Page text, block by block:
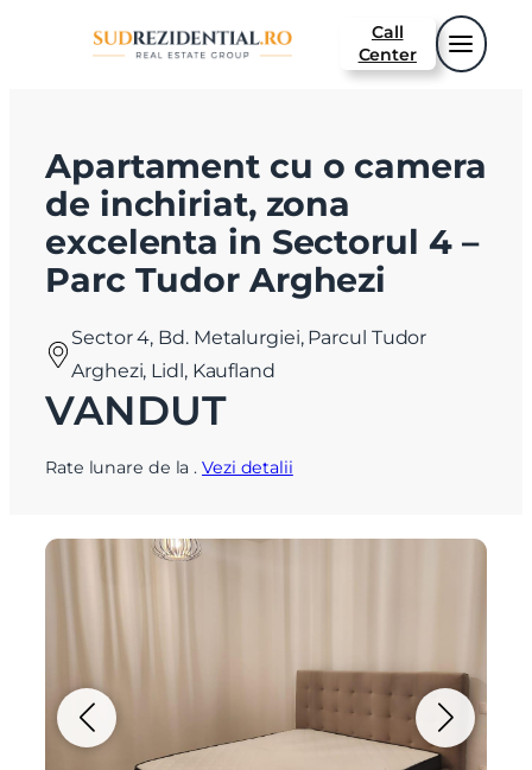
Call
Center
Apartament cu o camera
de inchiriat, zona
excelenta in Sectorul 4 –
Parc Tudor Arghezi
Sector 4, Bd. Metalurgiei, Parcul Tudor
Arghezi, Lidl, Kaufland
VANDUT
Rate lunare de la.Vezi detalii